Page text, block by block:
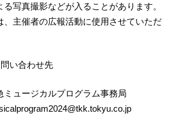
る写真撮影などが入ることがあります。
、主催者の広報活動に使用させていただ
い合わせ先
ュージカルプログラム事務局